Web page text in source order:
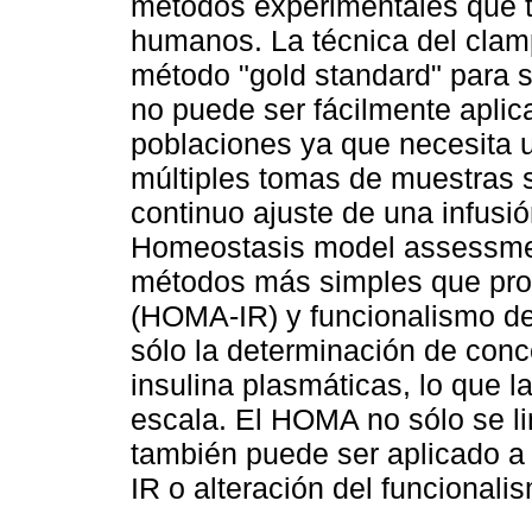
humanos. La técnica del
método "gold standard" para
no puede ser fácilmente
poblaciones ya que necesita
múltiples tomas de muestras
continuo ajuste de una
Homeostasis model
métodos más simples que
(HOMA-IR) y funcionalismo
sólo la determinación de
insulina plasmáticas, lo que
escala. El HOMA no sólo se
también puede ser aplicado
IR o alteración del